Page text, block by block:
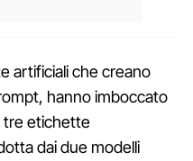
artificiali che creano
hanno imboccato
tre etichette
dai due modelli